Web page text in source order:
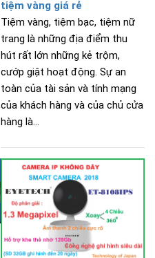
tiệm vàng giá rẻ
Tiệm vàng, tiệm bạc, tiệm nữ
trang là những địa điểm thu
hút rất lớn những kẻ trộm,
cướp giật hoạt động. Sự an
toàn của tài sản và tính mạng
của khách hàng và của chủ cửa
hàng là...